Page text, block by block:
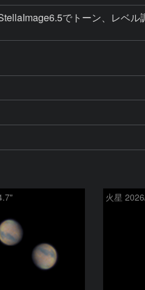
でトーン、レベル
火星